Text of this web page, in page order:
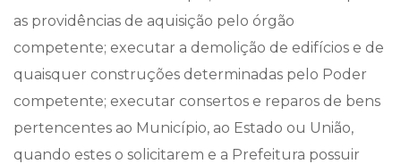
as providências de aquisição pelo órgão
competente; executar a demolição de edifícios e de
quaisquer construções determinadas pelo Poder
competente; executar consertos e reparos de bens
pertencentes ao Município, ao Estado ou União,
quando estes o solicitarem e a Prefeitura possuir